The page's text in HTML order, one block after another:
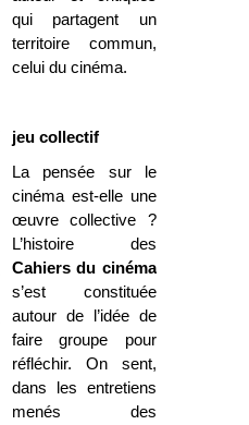
qui partagent un
territoire commun,
celui du cinéma.
jeu collectif
La pensée sur le
cinéma est-elle une
œuvre collective ?
L’histoire des
Cahiers du cinéma
s’est constituée
autour de l’idée de
faire groupe pour
réfléchir. On sent,
dans les entretiens
menés des